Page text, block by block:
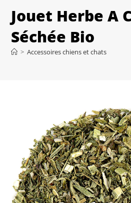
Jouet Herbe A
Séchée Bio
> Accessoires chiens et chats